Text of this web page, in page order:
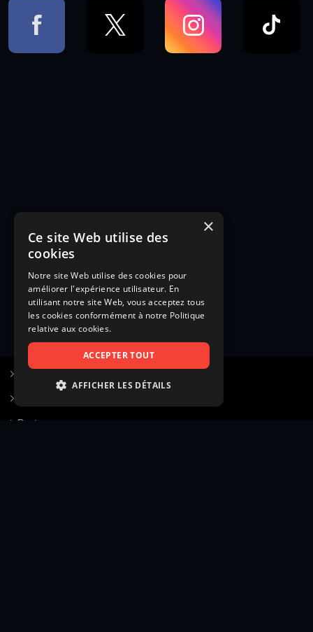
Poster une annonce
×
Ce site Web utilise des
cookies
Notre site Web utilise des cookies pour
améliorer l'expérience utilisateur. En
utilisant notre site Web, vous acceptez tous
les cookies conformément à notre Politique
relative aux cookies.
ACCEPTER TOUT
AFFICHER LES DÉTAILS